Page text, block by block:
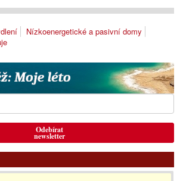
Nízkoenergetické a pasivní domy
Odebírat
newsletter